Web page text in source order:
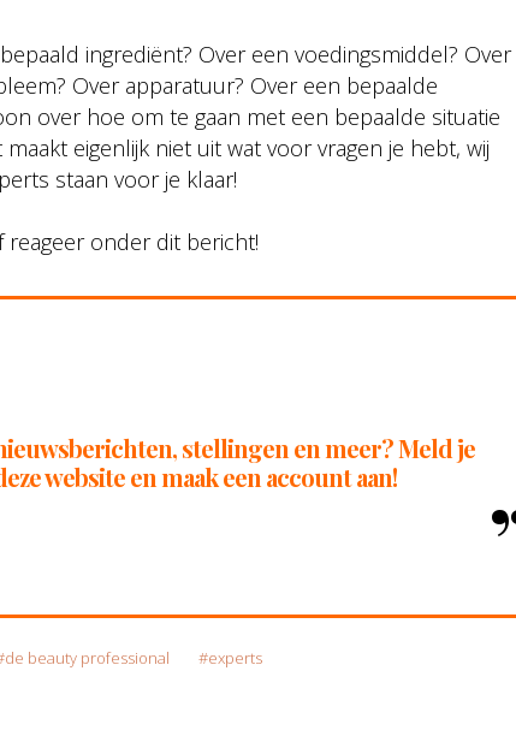
ingrediënt? Over een voedingsmiddel? Over
Over apparatuur? Over een bepaalde
over hoe om te gaan met een bepaalde situatie
eigenlijk niet uit wat voor vragen je hebt, wij
staan voor je klaar!
reageer onder dit bericht!
stellingen en meer? Meld je
website en maak een account aan!
de beauty professional experts